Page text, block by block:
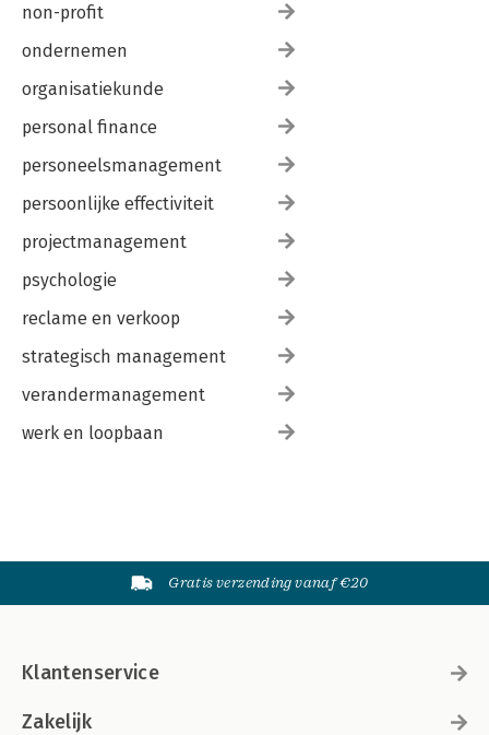
non-profit
ondernemen
organisatiekunde
personal finance
personeelsmanagement
persoonlijke effectiviteit
projectmanagement
psychologie
reclame en verkoop
strategisch management
verandermanagement
werk en loopbaan
Gratis verzending vanaf €20
Klantenservice
Zakelijk